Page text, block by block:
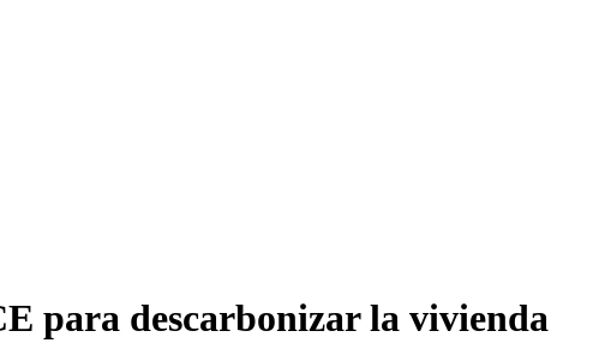
para descarbonizar la vivienda